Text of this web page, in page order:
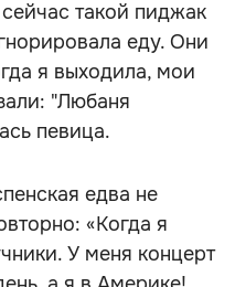
такой пиджак
еду. Они
я выходила, мои
"Любаня
певица.
едва не
«Когда я
У меня концерт